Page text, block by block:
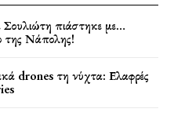
πιάστηκε με…
της Νάπολης!
drones τη νύχτα: Ελαφρές